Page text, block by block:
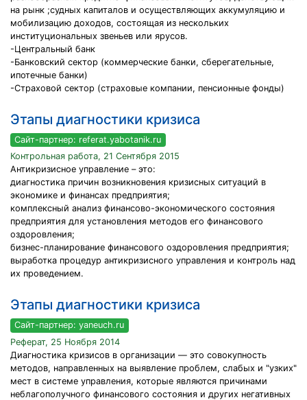
на рынк ;судных капиталов и осуществляющих аккумуляцию и
мобилизацию доходов, состоящая из нескольких
институциональных звеньев или ярусов.
-Центральный банк
-Банковский сектор (коммерческие банки, сберегательные,
ипотечные банки)
-Страховой сектор (страховые компании, пенсионные фонды)
Этапы диагностики кризиса
Сайт-партнер: referat.yabotanik.ru
Контрольная работа, 21 Сентября 2015
Антикризисное управление – это:
диагностика причин возникновения кризисных ситуаций в
экономике и финансах предприятия;
комплексный анализ финансово-экономического состояния
предприятия для установления методов его финансового
оздоровления;
бизнес-планирование финансового оздоровления предприятия;
выработка процедур антикризисного управления и контроль над
их проведением.
Этапы диагностики кризиса
Сайт-партнер: yaneuch.ru
Реферат, 25 Ноября 2014
Диагностика кризисов в организации — это совокупность
методов, направленных на выявление проблем, слабых и "узких"
мест в системе управления, которые являются причинами
неблагополучного финансового состояния и других негативных